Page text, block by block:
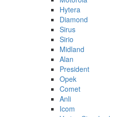
Hytera
Diamond
Sirus
Sirio
Midland
Alan
President
Opek
Comet
Anli
Icom